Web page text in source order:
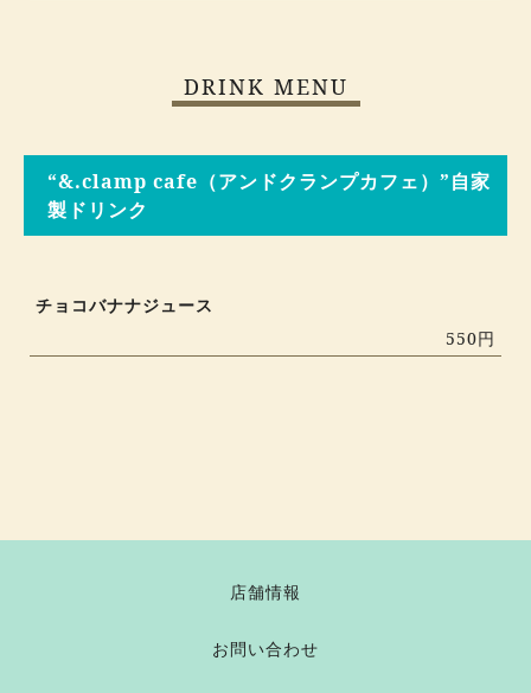
DRINK MENU
“&.clamp cafe（アンドクランプカフェ）”自家
製ドリンク
チョコバナナジュース
550円
店舗情報
お問い合わせ